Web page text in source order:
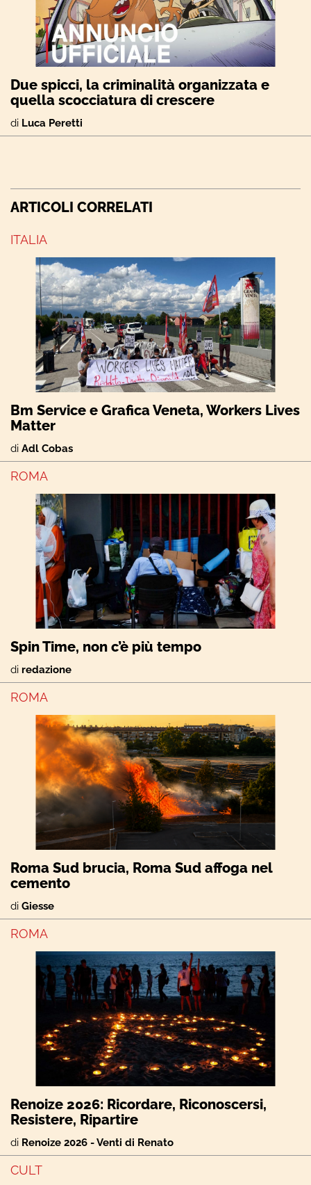
Due spicci, la criminalità organizzata e
quella scocciatura di crescere
di Luca Peretti
ARTICOLI CORRELATI
ITALIA
Bm Service e Grafica Veneta, Workers Lives
Matter
di Adl Cobas
ROMA
Spin Time, non c’è più tempo
di redazione
ROMA
Roma Sud brucia, Roma Sud affoga nel
cemento
di Giesse
ROMA
Renoize 2026: Ricordare, Riconoscersi,
Resistere, Ripartire
di Renoize 2026 - Venti di Renato
CULT